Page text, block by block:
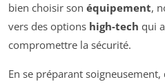
bien choisir son équipement,
vers des options high-tech qui
compromettre la sécurité.
En se préparant soigneusement,